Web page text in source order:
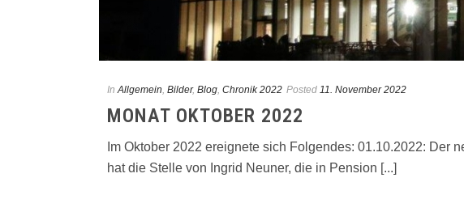
In Allgemein, Bilder, Blog, Chronik 2022 Posted 11. November 2022
MONAT OKTOBER 2022
Im Oktober 2022 ereignete sich Folgendes: 01.10.2022: Der
hat die Stelle von Ingrid Neuner, die in Pension [...]